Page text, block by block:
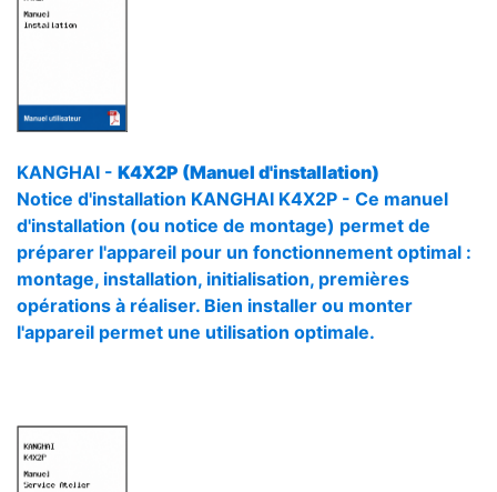
KANGHAI - K4X2P (Manuel d'installation)
Notice d'installation KANGHAI K4X2P - Ce manuel
d'installation (ou notice de montage) permet de
préparer l'appareil pour un fonctionnement optimal :
montage, installation, initialisation, premières
opérations à réaliser. Bien installer ou monter
l'appareil permet une utilisation optimale.